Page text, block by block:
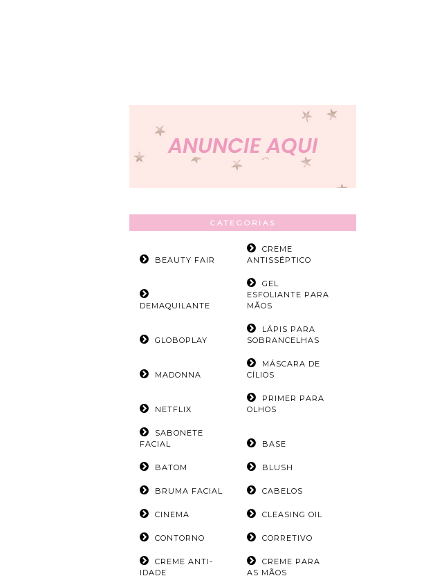
CATEGORIAS
BEAUTY FAIR
CREME
ANTISSÉPTICO
DEMAQUILANTE
GEL
ESFOLIANTE PARA
MÃOS
GLOBOPLAY
LÁPIS PARA
SOBRANCELHAS
MADONNA
MÁSCARA DE
CÍLIOS
NETFLIX
PRIMER PARA
OLHOS
SABONETE
FACIAL
BASE
BATOM BLUSH
BRUMA FACIAL CABELOS
CINEMA CLEASING OIL
CONTORNO CORRETIVO
CREME ANTI-
IDADE
CREME PARA
AS MÃOS